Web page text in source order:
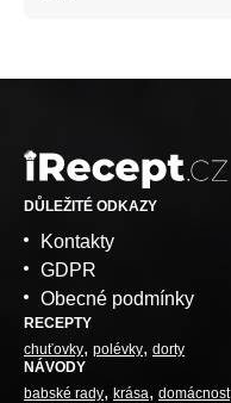
DŮLEŽITÉ ODKAZY
Kontakty
GDPR
Obecné podmínky
RECEPTY
chuťovky polévky dorty
NÁVODY
babské rady
krása domácnost